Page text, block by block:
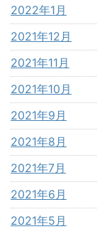
2022年1月
2021年12月
2021年11月
2021年10月
2021年9月
2021年8月
2021年7月
2021年6月
2021年5月